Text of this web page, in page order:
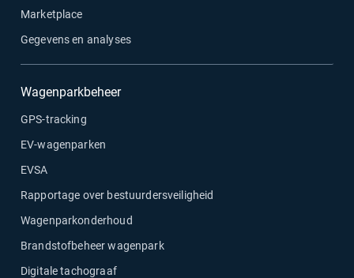
Marketplace
Gegevens en analyses
Wagenparkbeheer
GPS-tracking
EV-wagenparken
EVSA
Rapportage over bestuurdersveiligheid
Wagenparkonderhoud
Brandstofbeheer wagenpark
Digitale tachograaf